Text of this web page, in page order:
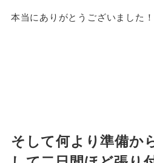
本当にありがとうございました！
そして何より準備か